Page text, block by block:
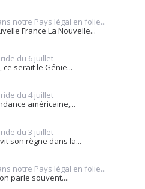
notre Pays légal en folie...
France La Nouvelle...
du 6 juillet
serait le Génie...
du 4 juillet
américaine,...
du 3 juillet
son règne dans la...
notre Pays légal en folie...
parle souvent....